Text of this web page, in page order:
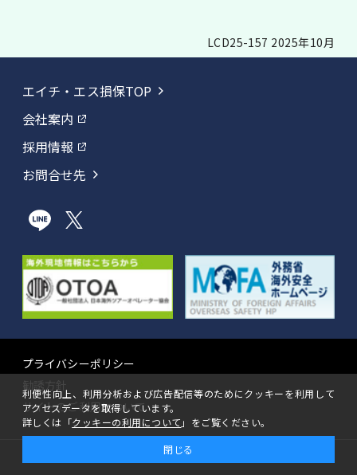
利便性向上、利用分析および広告配信等のためにクッキーを利用して
アクセスデータを取得しています。
詳しくは「クッキーの利用について 」をご覧ください。
閉じる
LCD25-157 2025年10月
エイチ・エス損保TOP
会社案内
採用情報
お問合せ先
プライバシーポリシー
勧誘方針
サイトのご利用について
Copyright(C)2022 H.S. Insurance Co., Ltd. All Rights Reserved.